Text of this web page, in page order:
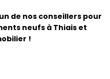
de nos conseillers pour
neufs à Thiais et
!